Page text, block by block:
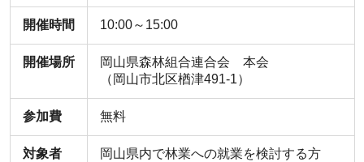
開催時間 10:00～15:00
開催場所
岡山県森林組合連合会 本会
（岡山市北区楢津491-1）
参加費 無料
対象者 岡山県内で林業への就業を検討する方